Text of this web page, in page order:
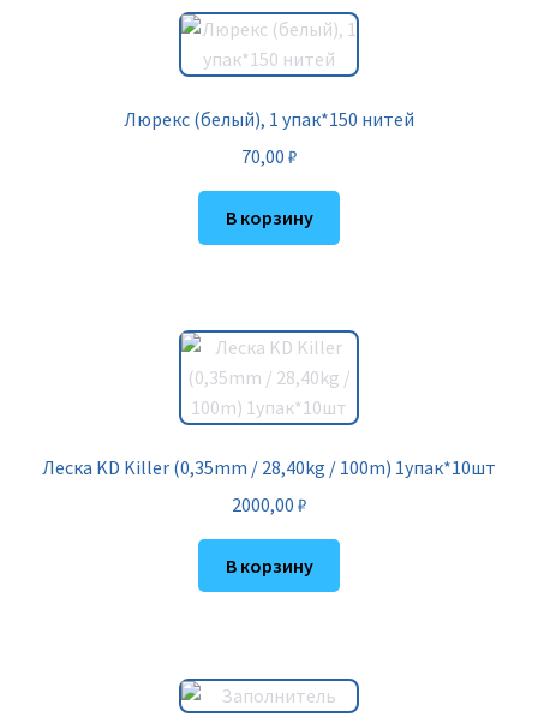
Люрекс (белый), 1 упак*150 нитей
70,00 ₽
В корзину
Леска KD Killer (0,35mm / 28,40kg / 100m) 1упак*10шт
2000,00 ₽
В корзину